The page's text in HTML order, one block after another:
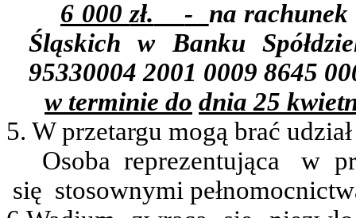
6 000zł. - na rachunek
Śląskich w Banku
95330004 2001 0009 8645
w terminie do dnia 25
5. W przetargu mogą brać
Osoba reprezentująca w
się stosownymi